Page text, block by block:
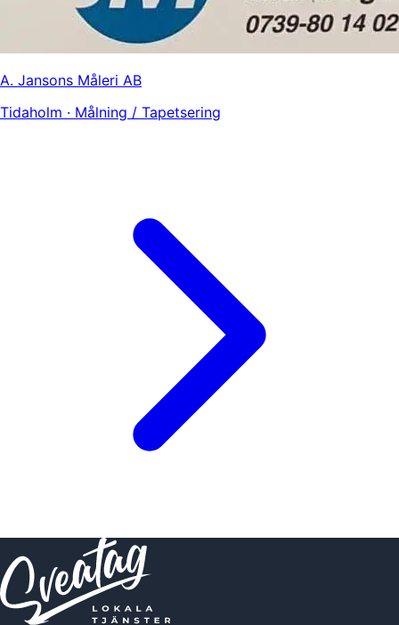
A. Jansons Måleri AB
Tidaholm · Målning / Tapetsering